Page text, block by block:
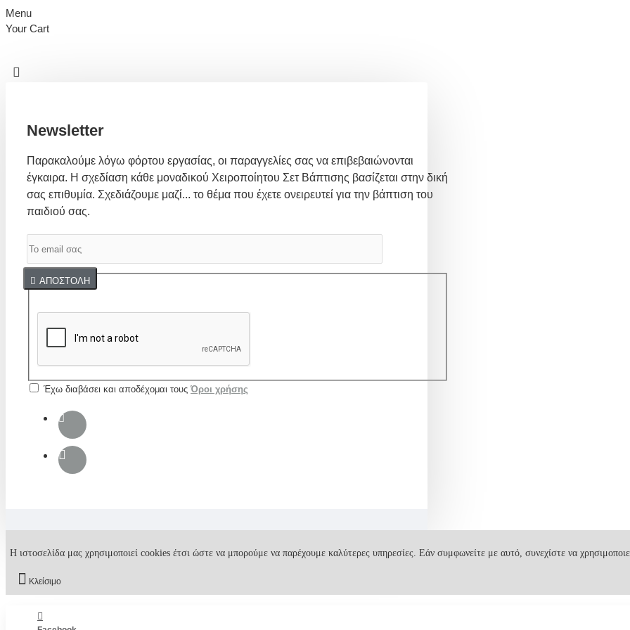
Menu
Your Cart
Newsletter
Παρακαλούμε λόγω φόρτου εργασίας, οι παραγγελίες σας να επιβεβαιώνονται
έγκαιρα. Η σχεδίαση κάθε μοναδικού Χειροποίητου Σετ Βάπτισης βασίζεται στην δική
σας επιθυμία. Σχεδιάζουμε μαζί... το θέμα που έχετε ονειρευτεί για την βάπτιση του
παιδιού σας.
ΑΠΟΣΤΟΛΉ
Captcha
Έχω διαβάσει και αποδέχομαι τους Όροι χρήσης
Η ιστοσελίδα μας χρησιμοποιεί cookies έτσι ώστε να μπορούμε να παρέχουμε καλύτερες υπηρεσίες. Εάν συμφωνείτε με αυτό, συνεχίστε να
Κλείσιμο